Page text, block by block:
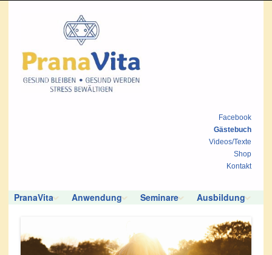
Facebook
Gästebuch
Videos/Texte
Shop
Kontakt
PranaVita Anwendung Seminare Ausbildung